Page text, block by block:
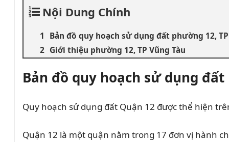
Nội Dung Chính
Bản đồ quy hoạch sử dụng đất phường 12,
Giới thiệu phường 12, TP Vũng Tàu
Bản đồ quy hoạch sử dụng đất
Quy hoạch sử dụng đất Quận 12 được thể hiện
Quận 12 là một quận nằm trong 17 đơn vị hành